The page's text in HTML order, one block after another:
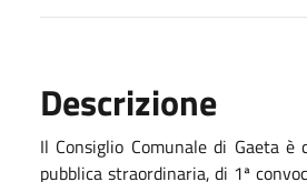
Descrizione
Il Consiglio Comunale di Gaeta è
pubblica straordinaria, di 1ª